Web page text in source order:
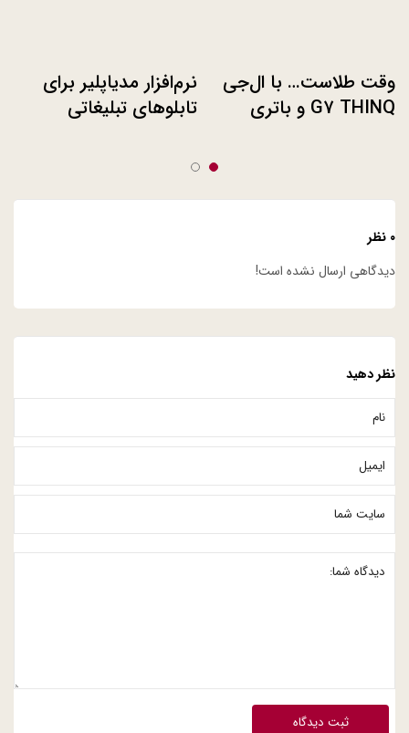
نرم‌افزار مدیاپلیر برای
تابلوهای تبلیغاتی
وقت‌ طلاست… با ال‌جی
G7 THINQ و باتری
طلایی را غنیمت بشمارید
۰ نظر
دیدگاهی ارسال نشده است!
نظر دهید
ثبت دیدگاه